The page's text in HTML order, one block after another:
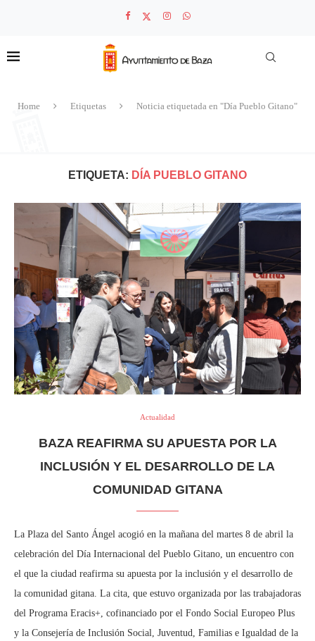
Home Etiquetas Noticia etiquetada en "Día Pueblo Gitano"
ETIQUETA: DÍA PUEBLO GITANO
Actualidad
BAZA REAFIRMA SU APUESTA POR LA
INCLUSIÓN Y EL DESARROLLO DE LA
COMUNIDAD GITANA
La Plaza del Santo Ángel acogió en la mañana del martes 8 de abril la
celebración del Día Internacional del Pueblo Gitano, un encuentro con
el que la ciudad reafirma su apuesta por la inclusión y el desarrollo de
la comunidad gitana. La cita, que estuvo organizada por las trabajadoras
del Programa Eracis+, cofinanciado por el Fondo Social Europeo Plus
y la Consejería de Inclusión Social, Juventud, Familias e Igualdad de la